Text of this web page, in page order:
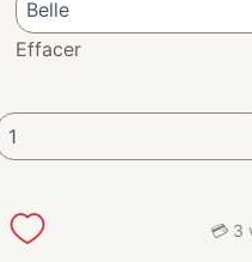
Effacer
💳 3